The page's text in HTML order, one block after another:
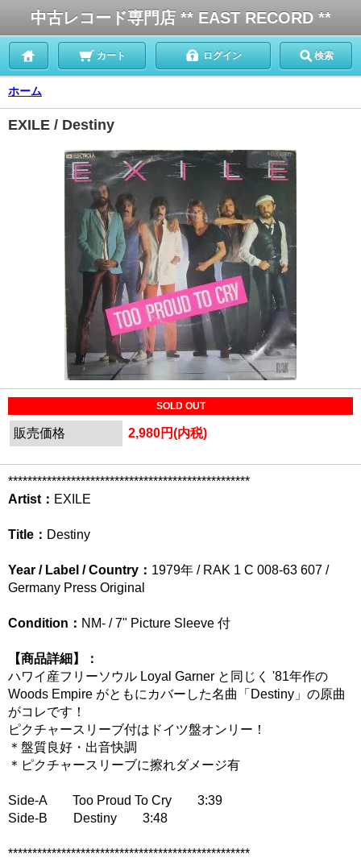
中古レコード専門店 ** EAST RECORD **
カート ログイン 検索
ホーム
EXILE / Destiny
SOLD OUT
販売価格 2,980円(内税)
**************************************************
Artist： EXILE
Title： Destiny
Year / Label / Country： 1979年 / RAK 1 C 008-63 607 /
Germany Press Original
Condition： NM- / 7" Picture Sleeve 付
【商品詳細】：
ハワイ産フリーソウル Loyal Garner と同じく '81年作の
Woods Empire がともにカバーした名曲「Destiny」の原曲
がコレです！
ピクチャースリーブ付はドイツ盤オンリー！
＊盤質良好・出音快調
＊ピクチャースリーブに擦れダメージ有
Side-A Too Proud To Cry 3:39
Side-B Destiny 3:48
**************************************************